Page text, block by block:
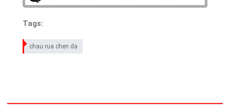
Tags:
chau rua chen da